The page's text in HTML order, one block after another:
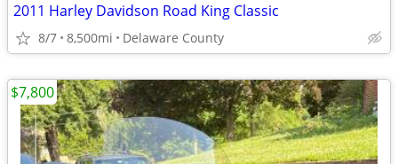
2011 Harley Davidson Road King Classic
8/7 8,500mi Delaware County
$7,800